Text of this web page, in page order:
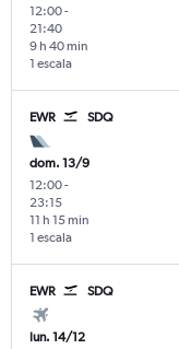
12:00-
21:40
1 escala
9 h 40 min
EWR SDQ
dom. 13/9
12:00-
23:15
1 escala
11 h 15 min
EWR SDQ
lun. 14/12